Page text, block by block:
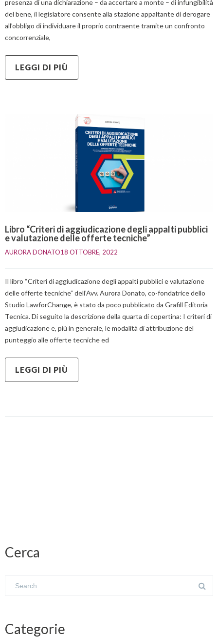
presenza di una dichiarazione – da accertare a monte – di infungibilità
del bene, il legislatore consente alla stazione appaltante di derogare
all’obbligo di individuare il proprio contraente tramite un confronto
concorrenziale,
LEGGI DI PIÙ
Libro “Criteri di aggiudicazione degli appalti pubblici
e valutazione delle offerte tecniche”
AURORA DONATO18 OTTOBRE, 2022
Il libro “Criteri di aggiudicazione degli appalti pubblici e valutazione
delle offerte tecniche” dell’Avv. Aurora Donato, co-fondatrice dello
Studio LawforChange, è stato da poco pubblicato da Grafill Editoria
Tecnica. Di seguito la descrizione della quarta di copertina: I criteri di
aggiudicazione e, più in generale, le modalità di attribuzione del
punteggio alle offerte tecniche ed
LEGGI DI PIÙ
Cerca
Categorie